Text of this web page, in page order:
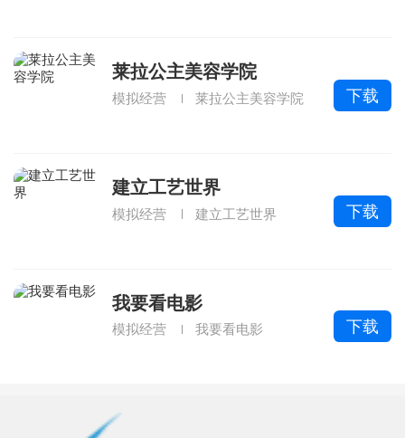
莱拉公主美容学院
模拟经营 莱拉公主美容学院 下载
建立工艺世界
模拟经营 建立工艺世界 下载
我要看电影
模拟经营 我要看电影 下载